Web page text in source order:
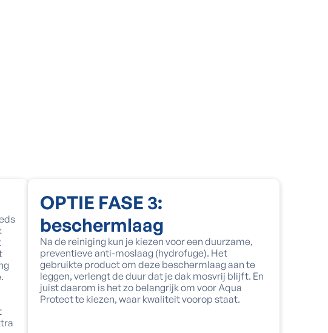
OPTIE FASE 3:
beschermlaag
Na de reiniging kun je kiezen voor een duurzame,
preventieve anti-moslaag (hydrofuge). Het
gebruikte product om deze beschermlaag aan te
leggen, verlengt de duur dat je dak mosvrij blijft. En
juist daarom is het zo belangrijk om voor Aqua
Protect te kiezen, waar kwaliteit voorop staat.